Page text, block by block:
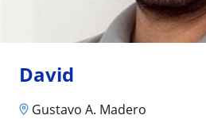
David
Gustavo A. Madero